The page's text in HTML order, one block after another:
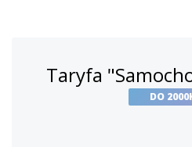
Taryfa
DO